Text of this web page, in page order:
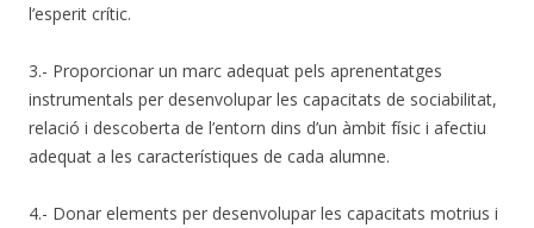
l’esperit crític.
3.- Proporcionar un marc adequat pels aprenentatges
instrumentals per desenvolupar les capacitats de sociabilitat,
relació i descoberta de l’entorn dins d’un àmbit físic i afectiu
adequat a les característiques de cada alumne.
4.- Donar elements per desenvolupar les capacitats motrius i